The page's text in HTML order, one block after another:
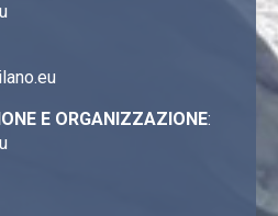
E ORGANIZZAZIONE: